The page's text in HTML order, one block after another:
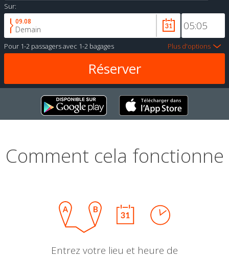
Sur:
09.08
Demain
Pour 1-2 passagersavec 1-2 bagages Plus d'options
Comment cela fonctionne
Entrez votre lieu et heure de